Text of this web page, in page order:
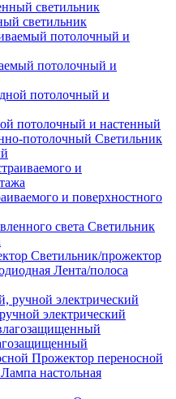
светильник
потолочный и
потолочный и настенный
Светильник
и поверхностного
Светильник
Светильник/прожектор
Лента/полоса
электрический
Прожектор переносной
Лампа настольная